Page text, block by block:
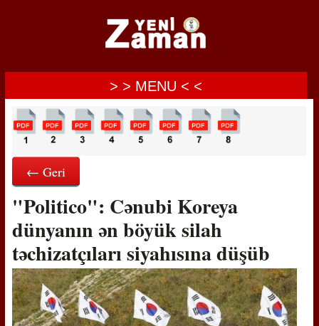
> > MENU < <
← Geri
"Politico": Cənubi Koreya
dünyanın ən böyük silah
təchizatçıları siyahısına düşüb